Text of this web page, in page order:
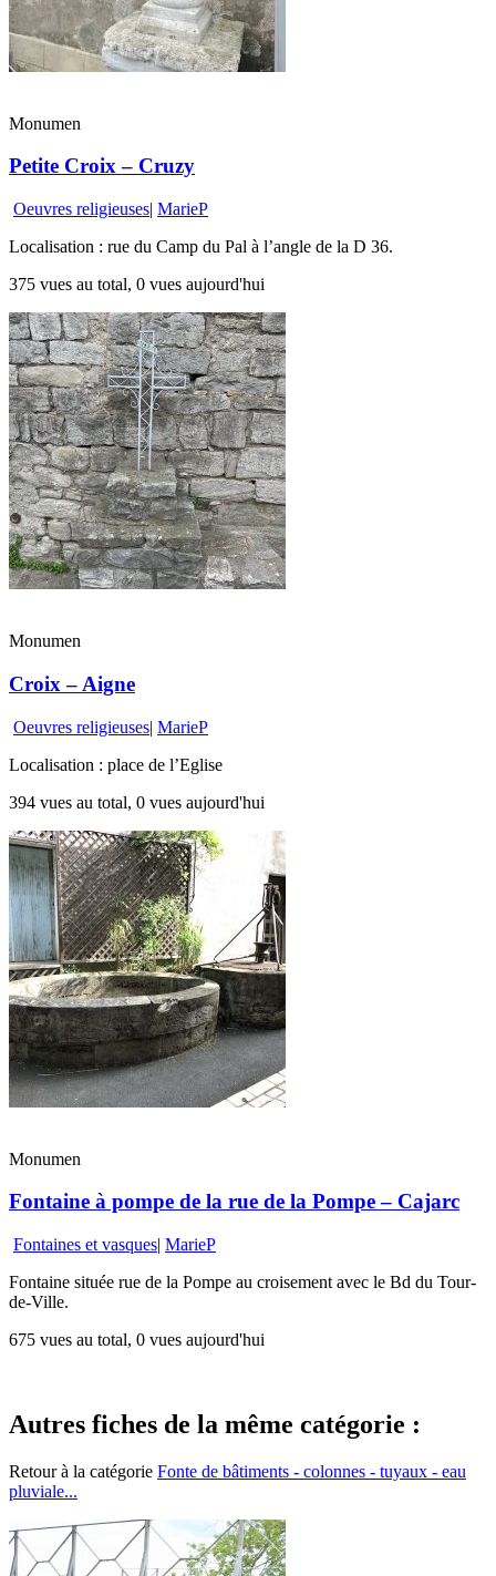
Monumen
Petite Croix – Cruzy
Oeuvres religieuses| MarieP
Localisation : rue du Camp du Pal à l’angle de la D 36.
375 vues au total, 0 vues aujourd'hui
Monumen
Croix – Aigne
Oeuvres religieuses| MarieP
Localisation : place de l’Eglise
394 vues au total, 0 vues aujourd'hui
Monumen
Fontaine à pompe de la rue de la Pompe – Cajarc
Fontaines et vasques| MarieP
Fontaine située rue de la Pompe au croisement avec le Bd du Tour-
de-Ville.
675 vues au total, 0 vues aujourd'hui
Autres fiches de la même catégorie :
Retour à la catégorie Fonte de bâtiments - colonnes - tuyaux - eau
pluviale...